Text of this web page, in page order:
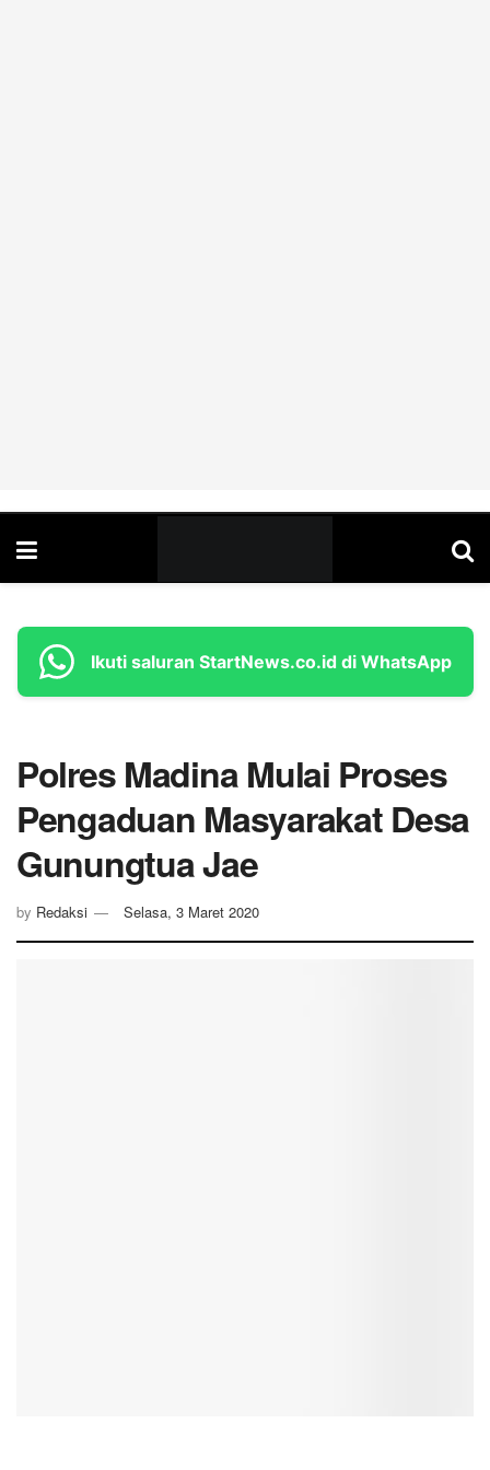
Ikuti saluran StartNews.co.id di WhatsApp
Polres Madina Mulai Proses
Pengaduan Masyarakat Desa
Gunungtua Jae
by Redaksi Selasa, 3 Maret 2020